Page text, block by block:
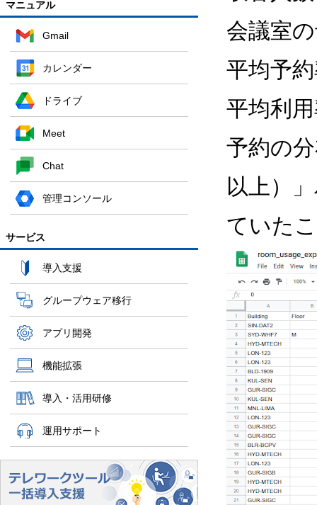
マニュアル
Gmail
カレンダー
ドライブ
Meet
Chat
管理コンソール
サービス
導入支援
グループウェア移行
アプリ開発
機能拡張
導入・活用研修
運用サポート
会議室
平均予
平均利
予約の
以上）
ていた